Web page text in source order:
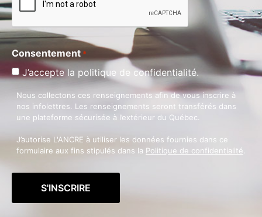
Consentement *
J’accepte la politique de confidentialité.
Nous collectons ces renseignements afin de vous inscrire à
nos infolettres. Les renseignements seront transférés dans
une plateforme sécurisée à l’extérieur du Québec.
J’autorise L'ANCRE à utiliser les données fournies dans ce
formulaire aux fins stipulés dans la Politique de confidentialité